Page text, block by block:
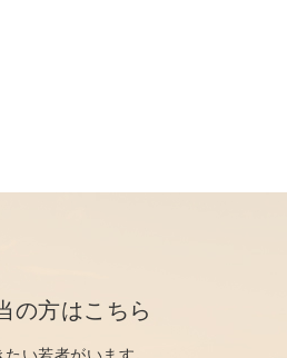
の方はこちら